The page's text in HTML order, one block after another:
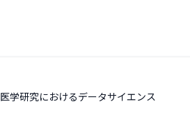
医学研究におけるデータサイエンス